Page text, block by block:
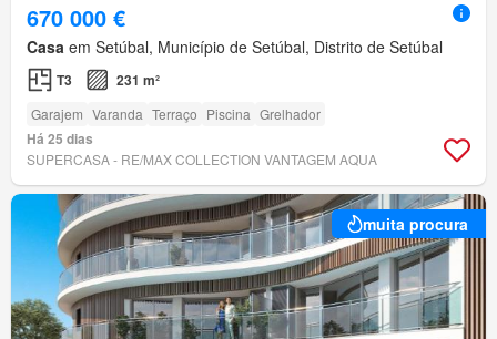
670 000 €
Casa em Setúbal, Município de Setúbal, Distrito de Setúbal
T3 231 m²
Garajem Varanda Terraço Piscina Grelhador
Há 25 dias
SUPERCASA - RE/MAX COLLECTION VANTAGEM AQUA
muita procura